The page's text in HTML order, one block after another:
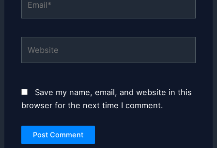
Save my name, email, and website in this
browser for the next time I comment.